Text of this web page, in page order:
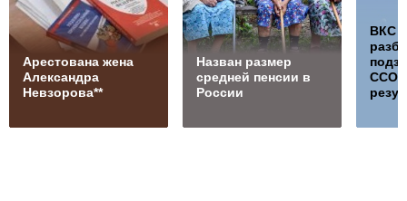
Арестована жена
Александра
Невзорова**
Назван размер
средней пенсии в
России
ВКС
ССО,